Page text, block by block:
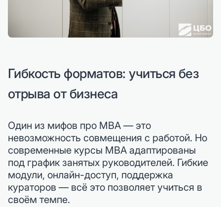
Гибкость форматов: учиться без
отрыва от бизнеса
Один из мифов про MBA — это
невозможность совмещения с работой. Но
современные курсы MBA адаптированы
под график занятых руководителей. Гибкие
модули, онлайн-доступ, поддержка
кураторов — всё это позволяет учиться в
своём темпе.